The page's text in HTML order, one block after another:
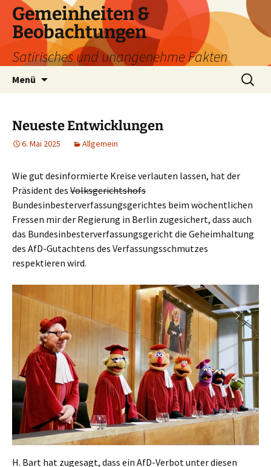
Zum
Inhalt
springen
Gemeinheiten &
Beobachtungen
Satirisches und unangenehme Fakten
Menü
Suchen
nach:
Neueste Entwicklungen
6. Mai 2025 Allgemein
Wie gut desinformierte Kreise verlauten lassen, hat der
Präsident des Volksgerichtshofs
Bundesinbesterverfassungsgerichtes beim wöchentlichen
Fressen mir der Regierung in Berlin zugesichert, dass auch
das Bundesinbesterverfassungsgericht die Geheimhaltung
des AfD-Gutachtens des Verfassungsschmutzes
respektieren wird.
H. Bart hat zugesagt, dass ein AfD-Verbot unter diesen